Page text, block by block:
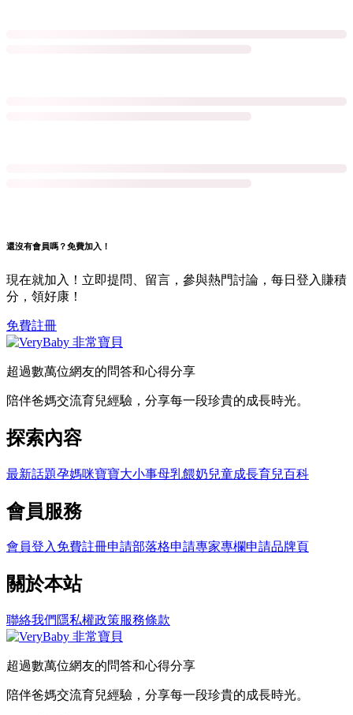
還沒有會員嗎？免費加入！
現在就加入！立即提問、留言，參與熱門討論，每日登入賺積
分，領好康！
免費註冊
超過數萬位網友的問答和心得分享
陪伴爸媽交流育兒經驗，分享每一段珍貴的成長時光。
探索內容
最新話題孕媽咪寶寶大小事母乳餵奶兒童成長育兒百科
會員服務
會員登入免費註冊申請部落格申請專家專欄申請品牌頁
關於本站
聯絡我們 隱私權政策服務條款
超過數萬位網友的問答和心得分享
陪伴爸媽交流育兒經驗，分享每一段珍貴的成長時光。